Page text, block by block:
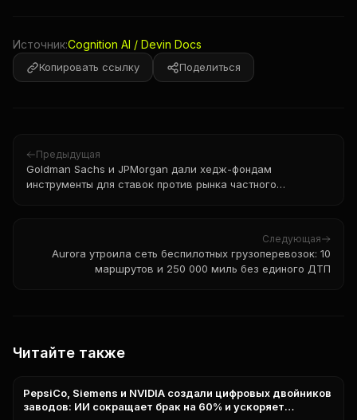
Источник:Cognition AI / Devin Docs
Копировать ссылку Поделиться
Предыдущая
Goldman Sachs и JPMorgan дали хедж-фондам
инструменты для ставок против рынка частного
Следующая
Aurora утроила сеть беспилотных грузоперевозок: 10
маршрутов и 250 000 миль без единого ДТП
Читайте также
нейросети
PepsiCo, Siemens и NVIDIA создали цифровых двойников
заводов: ИИ сокращает брак на 60% и ускоряет